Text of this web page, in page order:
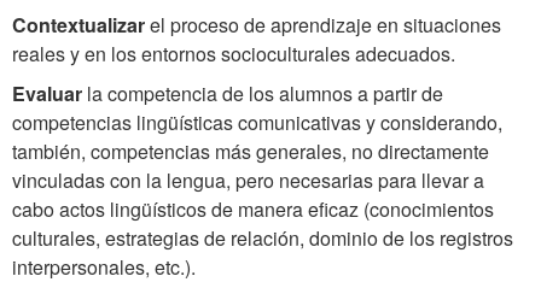
Contextualizarel proceso de aprendizaje en situaciones
reales y en los entornos socioculturales adecuados.
Evaluar la competencia de los alumnos a partir de
competencias lingüísticas comunicativas y considerando,
también, competencias más generales, no directamente
vinculadas con la lengua, pero necesarias para llevar a
cabo actos lingüísticos de manera eficaz (conocimientos
culturales, estrategias de relación, dominio de los registros
interpersonales, etc.).